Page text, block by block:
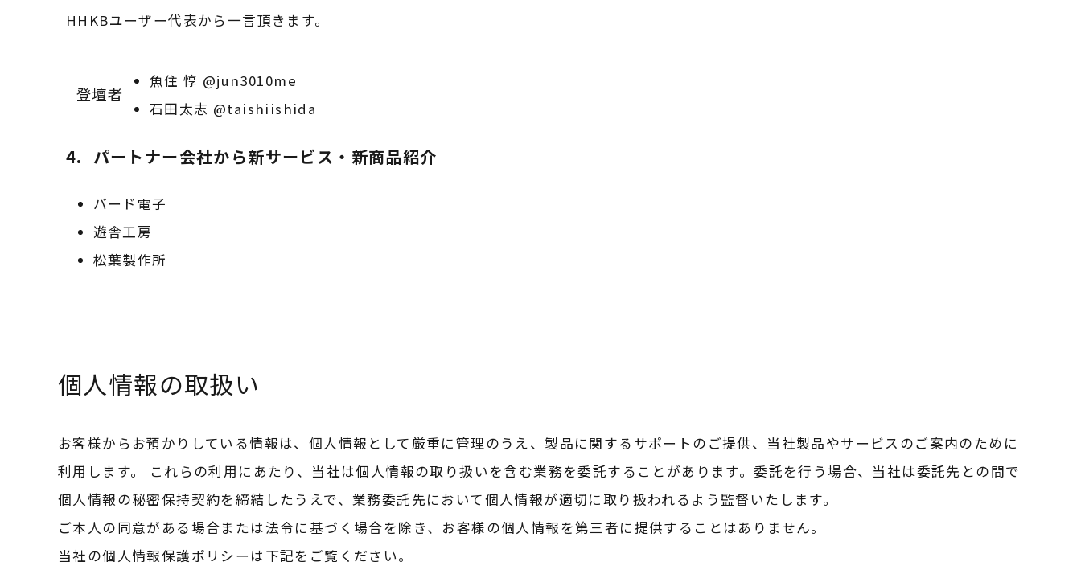
HHKBユーザー代表から一言頂きます。
登壇者
魚住 惇 @jun3010me
石田太志 @taishiishida
4. パートナー会社から新サービス・新商品紹介
バード電子
遊舎工房
松葉製作所
個人情報の取扱い
お客様からお預かりしている情報は、個人情報として厳重に管理のうえ、製品に関するサポートのご提供、当社製品やサービスのご案内のために
利用します。 これらの利用にあたり、当社は個人情報の取り扱いを含む業務を委託することがあります。委託を行う場合、当社は委託先との間で
個人情報の秘密保持契約を締結したうえで、業務委託先において個人情報が適切に取り扱われるよう監督いたします。
ご本人の同意がある場合または法令に基づく場合を除き、お客様の個人情報を第三者に提供することはありません。
当社の個人情報保護ポリシーは下記をご覧ください。